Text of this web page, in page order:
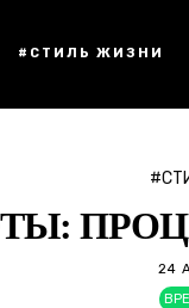
#СТИЛЬ ЖИЗНИ
24